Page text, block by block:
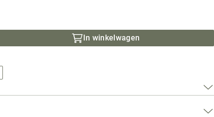
Veelgestelde vragen
Loods 5
In winkelwagen